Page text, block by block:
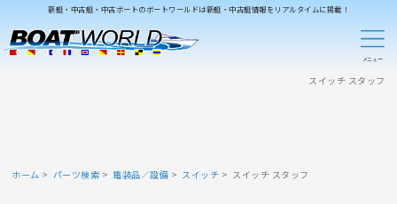
新艇・中古艇・中古ボートのボートワールドは新艇・中古艇情報をリアルタイムに掲載！
スイッチ スタッフ
ホーム パーツ検索 電装品／設備 スイッチ スイッチ スタッフ